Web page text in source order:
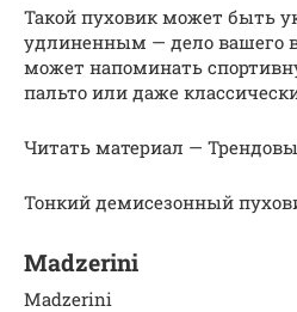
Такой пуховик может быть
удлиненным — дело вашего
может напоминать
пальто или даже
Читать материал —
Тонкий демисезонный
Madzerini
Madzerini